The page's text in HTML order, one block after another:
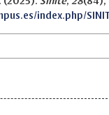
index.php/